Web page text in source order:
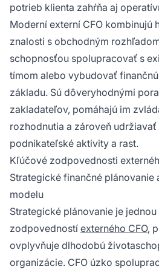
potrieb klienta zahŕňa aj
Moderní externí CFO kombinujú
znalosti s obchodným
schopnosťou spolupracovať s
tímom alebo vybudovať
základu. Sú dôveryhodnými
zakladateľov, pomáhajú im
rozhodnutia a zároveň
podnikateľské aktivity a rast.
Kľúčové zodpovednosti
Strategické finančné
modelu
Strategické plánovanie je
zodpovedností externého CFO,
ovplyvňuje dlhodobú
organizácie. CFO úzko